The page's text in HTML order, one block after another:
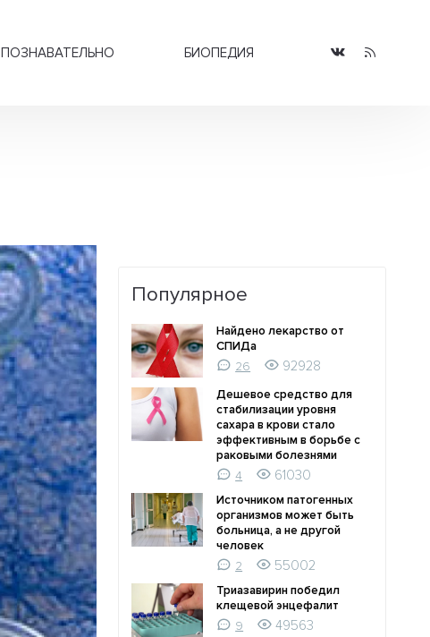
ПОЗНАВАТЕЛЬНО БИОПЕДИЯ
Популярное
Найдено лекарство от
СПИДа
26
92928
Дешевое средство для
стабилизации уровня
сахара в крови стало
эффективным в борьбе с
раковыми болезнями
4
61030
Источником патогенных
организмов может быть
больница, а не другой
человек
2
55002
Триазавирин победил
клещевой энцефалит
9
49563